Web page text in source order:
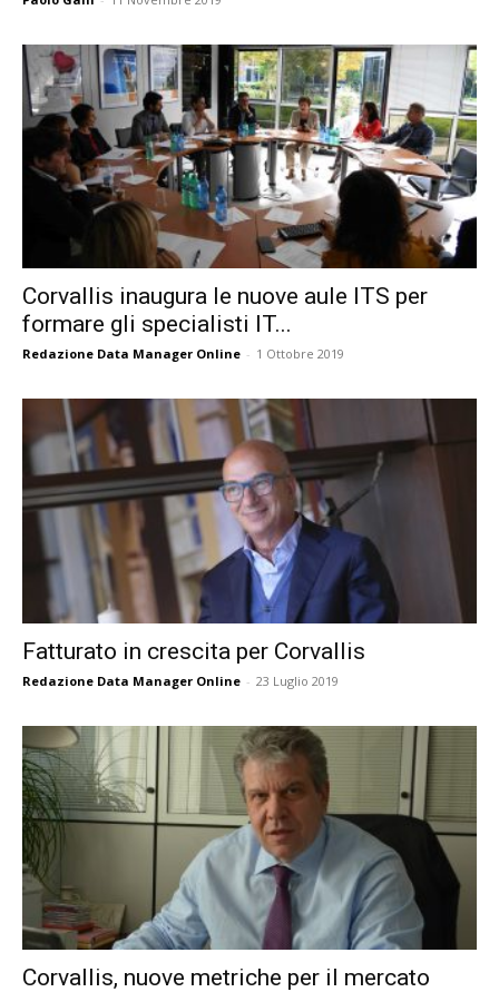
Corvallis inaugura le nuove aule ITS per
formare gli specialisti IT...
Redazione Data Manager Online - 1 Ottobre 2019
Fatturato in crescita per Corvallis
Redazione Data Manager Online - 23 Luglio 2019
Corvallis, nuove metriche per il mercato